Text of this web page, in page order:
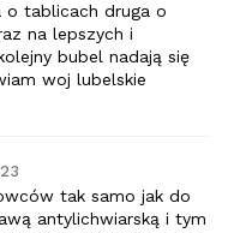
o tablicach druga o
na lepszych i
bubel nadają się
woj lubelskie
tak samo jak do
antylichwiarską i tym